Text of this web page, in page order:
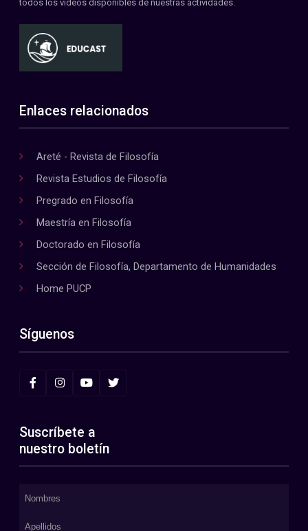
todos los videos disponibles de nuestras actividades.
Enlaces relacionados
Areté - Revista de Filosofía
Revista Estudios de Filosofía
Pregrado en Filosofía
Maestría en Filosofía
Doctorado en Filosofía
Sección de Filosofía, Departamento de Humanidades
Home PUCP
Síguenos
Suscríbete a
nuestro boletín